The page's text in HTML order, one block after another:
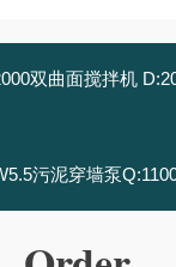
双曲面搅拌机
污泥穿墙泵